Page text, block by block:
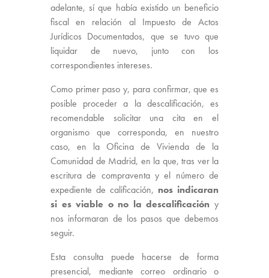
adelante, sí que había existido un beneficio
fiscal en relación al Impuesto de Actos
Jurídicos Documentados, que se tuvo que
liquidar de nuevo, junto con los
correspondientes intereses.
Como primer paso y, para confirmar, que es
posible proceder a la descalificación, es
recomendable solicitar una cita en el
organismo que corresponda, en nuestro
caso, en la Oficina de Vivienda de la
Comunidad de Madrid, en la que, tras ver la
escritura de compraventa y el número de
expediente de calificación, nos indicaran
si es viable o no la descalificación y
nos informaran de los pasos que debemos
seguir.
Esta consulta puede hacerse de forma
presencial, mediante correo ordinario o